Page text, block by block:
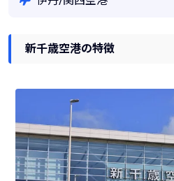
新千歳空港の特徴